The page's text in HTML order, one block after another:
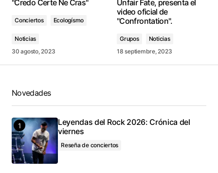
"Credo Certe Ne Cras"
Conciertos Ecologísmo
Noticias
30 agosto, 2023
Unfair Fate, presenta el
video oficial de
"Confrontation".
Grupos
Noticias
18 septiembre, 2023
Novedades
Leyendas del Rock 2026: Crónica del
viernes
Reseña de conciertos